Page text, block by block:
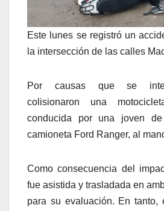
Este lunes se registró un
la intersección de las calles
Por causas que se
colisionaron una
conducida por una joven
camioneta Ford Ranger, al
Como consecuencia del
fue asistida y trasladada en
para su evaluación. En tanto,